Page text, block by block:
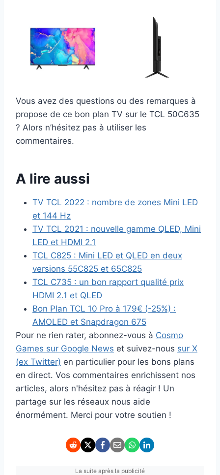
Vous avez des questions ou des remarques à
propose de ce bon plan TV sur le TCL 50C635
? Alors n’hésitez pas à utiliser les
commentaires.
A lire aussi
TV TCL 2022 : nombre de zones Mini LED
et 144 Hz
TV TCL 2021 : nouvelle gamme QLED, Mini
LED et HDMI 2.1
TCL C825 : Mini LED et QLED en deux
versions 55C825 et 65C825
TCL C735 : un bon rapport qualité prix
HDMI 2.1 et QLED
Bon Plan TCL 10 Pro à 179€ (-25%) :
AMOLED et Snapdragon 675
Pour ne rien rater, abonnez-vous à Cosmo
Games sur Google News et suivez-nous sur X
(ex Twitter) en particulier pour les bons plans
en direct. Vos commentaires enrichissent nos
articles, alors n'hésitez pas à réagir ! Un
partage sur les réseaux nous aide
énormément. Merci pour votre soutien !
La suite après la publicité